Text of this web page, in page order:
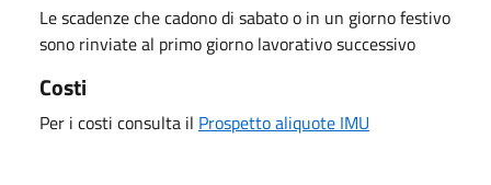
Le scadenze che cadono di sabato o in un giorno festivo
sono rinviate al primo giorno lavorativo successivo
Costi
Per i costi consulta il Prospetto aliquote IMU